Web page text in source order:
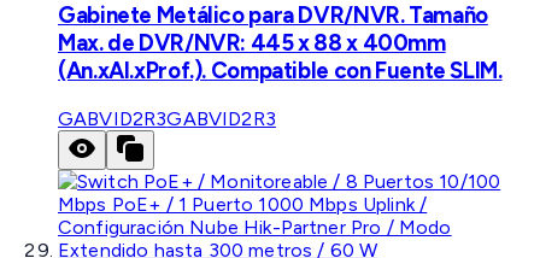
Gabinete Metálico para DVR/NVR. Tamaño
Max. de DVR/NVR: 445 x 88 x 400mm
(An.xAl.xProf.). Compatible con Fuente SLIM.
GABVID2R3GABVID2R3